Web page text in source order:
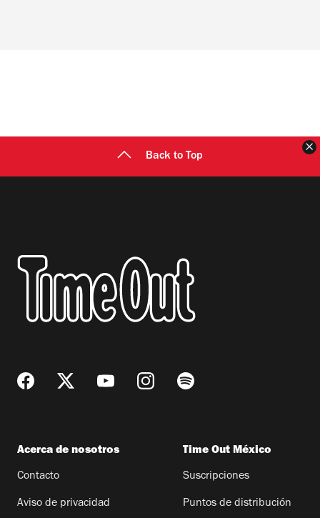
Back to Top
Acerca de nosotros
Contacto
Aviso de privacidad
Time Out México
Suscripciones
Puntos de distribución